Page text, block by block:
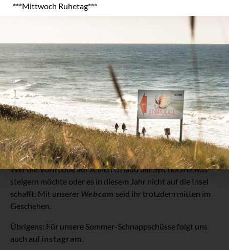
unserer Speisekarte
Sundowner in Perfektion- auf
unserem Steg
Für die Romantiker unter euch noch ein „Geheimtipp“: Die
besten Plätze zum Sonnenunterganggucken sind definitiv
die Strandkörbe auf unserem Steg. Hier genießt ihr Tag für
Tag aus der ersten Reihe, wie die Sonne im Meer untergeht
und genießt dazu euer Abendessen mit einem schönen
Gläschen Wein. Bei gutem Wetter könnt ihr die Plätze am
Steg für das Abendessen sogar reservieren. Wir freuen uns
auf euren Anruf: 04651 446 46 96.
Wer die Vorfreude auf seinen Urlaub auf Sylt noch etwas
steigern möchte oder es in diesem Jahr nicht auf die Insel
schafft: Mit unserer Webcam seid ihr trotzdem mitten im
Geschehen.
Übrigens: Für unsere Sommer-Schnappschüsse folgt uns
auch auf instagram.
***Mittwoch Ruhetag***